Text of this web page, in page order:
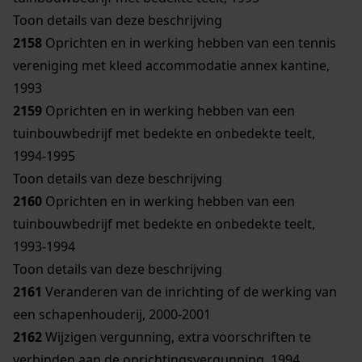
Toon details van deze beschrijving
2158 Oprichten en in werking hebben van een tennis
vereniging met kleed accommodatie annex kantine,
1993
2159 Oprichten en in werking hebben van een
tuinbouwbedrijf met bedekte en onbedekte teelt,
1994-1995
Toon details van deze beschrijving
2160 Oprichten en in werking hebben van een
tuinbouwbedrijf met bedekte en onbedekte teelt,
1993-1994
Toon details van deze beschrijving
2161 Veranderen van de inrichting of de werking van
een schapenhouderij, 2000-2001
2162Wijzigen vergunning, extra voorschriften te